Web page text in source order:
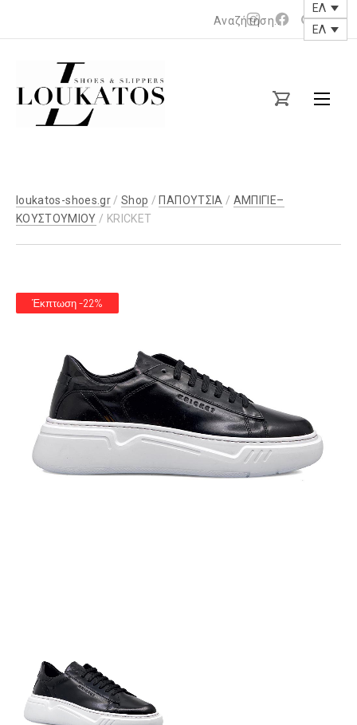
Νέο
παράθυρο
Νέο
παράθυρο
ΕΛ
ΕΛ
loukatos-
shoes.gr
loukatos-shoes.gr/Shop / ΠΑΠΟΥΤΣΙΑ / ΑΜΠΙΓΙΕ–
ΚΟΥΣΤΟΥΜΙΟΥ / KRICKET
Έκπτωση -22%